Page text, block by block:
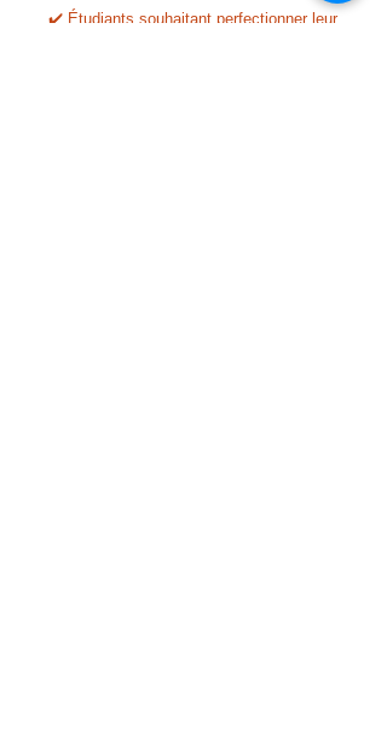
✔️ Étudiants souhaitant perfectionner leur